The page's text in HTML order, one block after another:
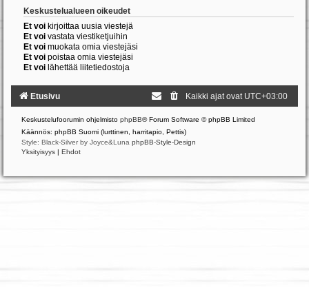
Keskustelualueen oikeudet
Et voi kirjoittaa uusia viestejä
Et voi vastata viestiketjuihin
Et voi muokata omia viestejäsi
Et voi poistaa omia viestejäsi
Et voi lähettää liitetiedostoja
Etusivu Kaikki ajat ovat UTC+03:00
Keskustelufoorumin ohjelmisto phpBB® Forum Software © phpBB Limited
Käännös: phpBB Suomi (lurttinen, harritapio, Pettis)
Style: Black-Silver by Joyce&Luna phpBB-Style-Design
Yksityisyys | Ehdot